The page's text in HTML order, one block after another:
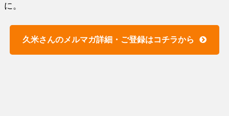
に。
久米さんのメルマガ詳細・ご登録はコチラから